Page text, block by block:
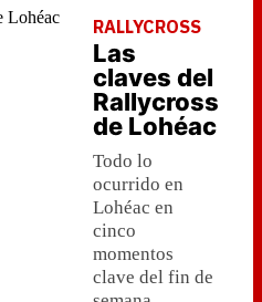
RALLYCROSS
Las
claves del
Rallycross
de Lohéac
Todo lo
ocurrido en
Lohéac en
cinco
momentos
clave del fin de